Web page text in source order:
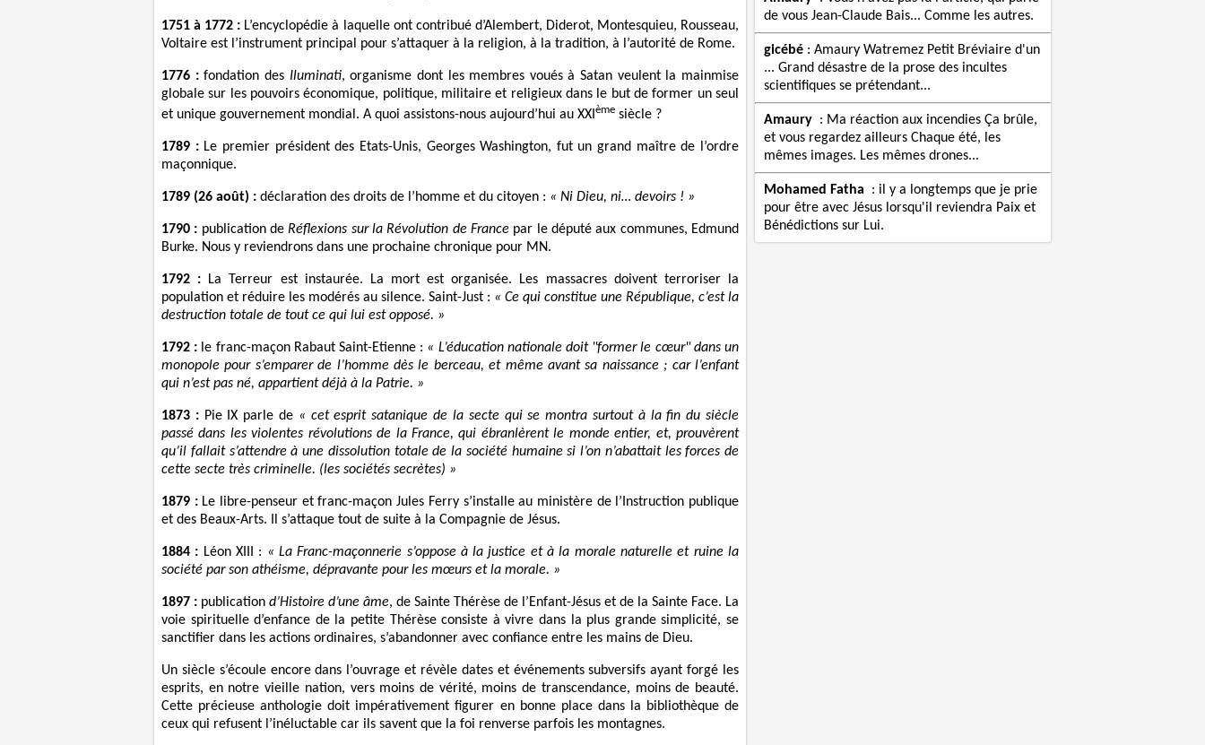
1751 à 1772 : L’encyclopédie à laquelle ont contribué d’Alembert, Diderot, Montesquieu, Rousseau,
Voltaire est l’instrument principal pour s’attaquer à la religion, à la tradition, à l’autorité de Rome.
1776 :fondation des Iluminati, organisme dont les membres voués à Satan veulent la mainmise
globale sur les pouvoirs économique, politique, militaire et religieux dans le but de former un seul
et unique gouvernement mondial. A quoi assistons-nous aujourd’hui au XXIème siècle ?
1789 :Le premier président des Etats-Unis, Georges Washington, fut un grand maître de l’ordre
maçonnique.
1789 (26 août) : déclaration des droits de l’homme et du citoyen : « Ni Dieu, ni… devoirs ! »
1790 : publication deRéflexions sur la Révolution de France par le député aux communes, Edmund
Burke. Nous y reviendrons dans une prochaine chronique pour MN.
1792 : La Terreur est instaurée. La mort est organisée. Les massacres doivent terroriser la
population et réduire les modérés au silence. Saint-Just : « Ce qui constitue une République, c’est la
destruction totale de tout ce qui lui est opposé. »
1792 : le franc-maçon Rabaut Saint-Etienne : « L’éducation nationale doit "former le cœur" dans un
monopole pour s’emparer de l’homme dès le berceau, et même avant sa naissance ; car l’enfant
qui n’est pas né, appartient déjà à la Patrie. »
1873 :Pie IX parle de « cet esprit satanique de la secte qui se montra surtout à la fin du siècle
passé dans les violentes révolutions de la France, qui ébranlèrent le monde entier, et, prouvèrent
qu’il fallait s’attendre à une dissolution totale de la société humaine si l’on n’abattait les forces de
cette secte très criminelle. (les sociétés secrètes) »
1879 :Le libre-penseur et franc-maçon Jules Ferry s’installe au ministère de l’Instruction publique
et des Beaux-Arts. Il s’attaque tout de suite à la Compagnie de Jésus.
1884 : Léon XIII : « La Franc-maçonnerie s’oppose à la justice et à la morale naturelle et ruine la
société par son athéisme, dépravante pour les mœurs et la morale. »
1897 : publication d’Histoire d’une âme, de Sainte Thérèse de l’Enfant-Jésus et de la Sainte Face. La
voie spirituelle d’enfance de la petite Thérèse consiste à vivre dans la plus grande simplicité, se
sanctifier dans les actions ordinaires, s’abandonner avec confiance entre les mains de Dieu.
Un siècle s’écoule encore dans l’ouvrage et révèle dates et événements subversifs ayant forgé les
esprits, en notre vieille nation, vers moins de vérité, moins de transcendance, moins de beauté.
Cette précieuse anthologie doit impérativement figurer en bonne place dans la bibliothèque de
ceux qui refusent l’inéluctable car ils savent que la foi renverse parfois les montagnes.
de vous Jean-Claude Bais... Comme les autres.
gicébé: Amaury Watremez Petit Bréviaire d'un
... Grand désastre de la prose des incultes
scientifiques se prétendant...
Amaury : Ma réaction aux incendies Ça brûle,
et vous regardez ailleurs Chaque été, les
mêmes images. Les mêmes drones...
Mohamed Fatha : il y a longtemps que je prie
pour être avec Jésus lorsqu'il reviendra Paix et
Bénédictions sur Lui.